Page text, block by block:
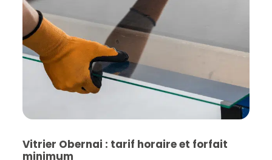
Vitrier Obernai : tarif horaire et forfait
minimum